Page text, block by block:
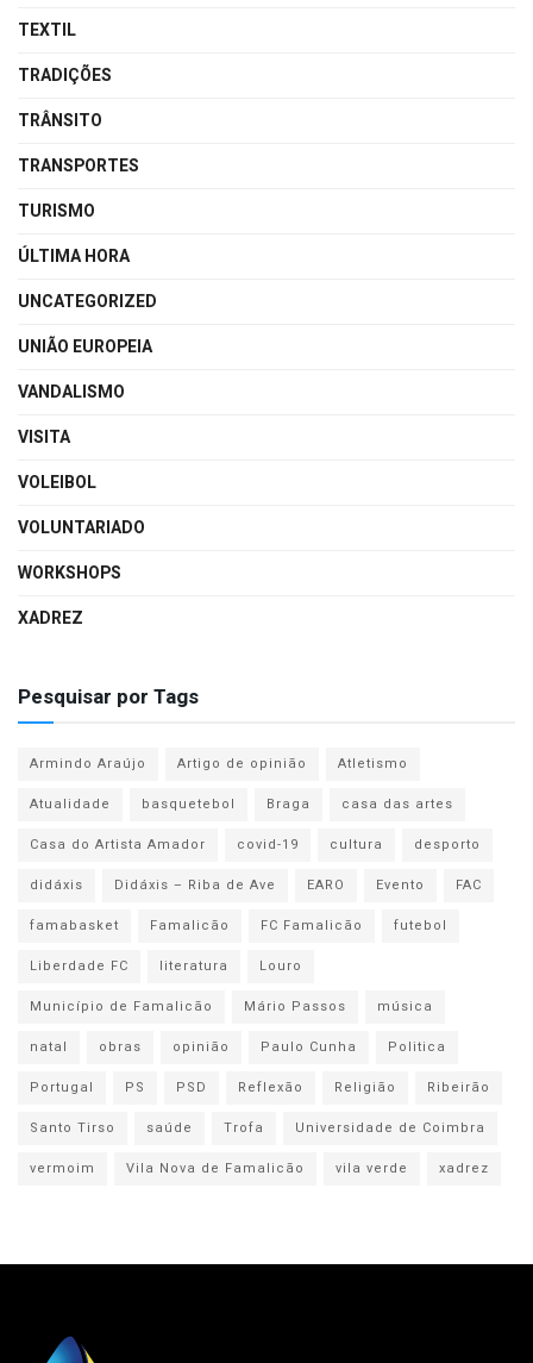
TEXTIL
TRADIÇÕES
TRÂNSITO
TRANSPORTES
TURISMO
ÚLTIMA HORA
UNCATEGORIZED
UNIÃO EUROPEIA
VANDALISMO
VISITA
VOLEIBOL
VOLUNTARIADO
WORKSHOPS
XADREZ
Pesquisar por Tags
Armindo Araújo Artigo de opinião
Atletismo
Atualidade
basquetebol Braga
casa das artes
Casa do Artista Amador
covid-19 cultura
desporto
didáxis
Didáxis – Riba de Ave EARO Evento
FAC
famabasket
Famalicão FC Famalicão
futebol
Liberdade FC
literatura
Louro
Município de Famalicão
Mário Passos
música
natal
obras opinião Paulo Cunha
Politica
Portugal
PS PSD Reflexão Religião
Ribeirão
Santo Tirso
saúde Trofa
Universidade de Coimbra
vermoim
Vila Nova de Famalicão vila verde xadrez